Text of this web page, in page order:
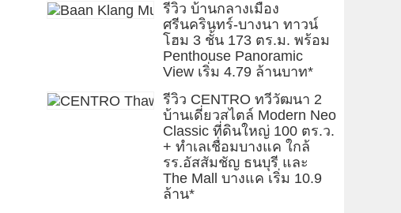
รีวิว บ้านกลางเมือง
ศรีนครินทร์-บางนา ทาวน์
โฮม 3 ชั้น 173 ตร.ม. พร้อม
Penthouse Panoramic
View เริ่ม 4.79 ล้านบาท*
รีวิว CENTRO ทวีวัฒนา 2
บ้านเดี่ยวสไตล์ Modern Neo
Classic ที่ดินใหญ่ 100 ตร.ว.
+ ทำเลเชื่อมบางแค ใกล้
รร.อัสสัมชัญ ธนบุรี และ
The Mall บางแค เริ่ม 10.9
ล้าน*